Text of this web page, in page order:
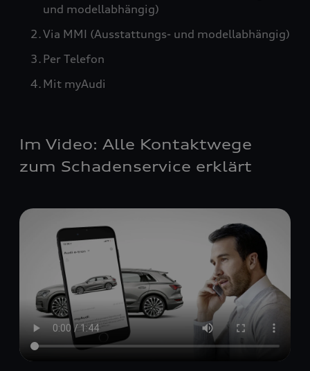
und modellabhängig)
Via MMI (Ausstattungs- und modellabhängig)
Per Telefon
Mit myAudi
Im Video: Alle Kontaktwege
zum Schadenservice erklärt